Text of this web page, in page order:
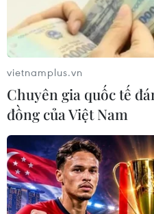
độc đáo
07/08/2026 02:14
Lần đầu Cà Mau tổ chức
Khinh khí cầu gắn với
hóa di sản
07/08/2026 02:00
Chiêm ngưỡng vẻ
trên cung đường ven
vietnamplus.vn
Chuyên gia quốc tế
đồng của Việt Nam